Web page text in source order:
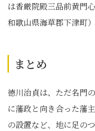
は香厳院殿三品前黄門
和歌山県海草郡下津町
まとめ
徳川治貞は、ただ名門
に藩政と向き合った藩
の設置など、地に足の